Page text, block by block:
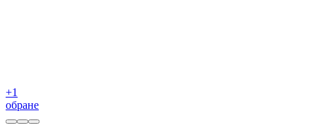
+1
обране